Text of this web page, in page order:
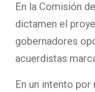
En la Comisión
dictamen el
gobernadores
acuerdistas
En un intento por